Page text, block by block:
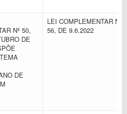
Nº 50,
DE
DE
LEI COMPLEMENTAR N.
56, DE 9.6.2022